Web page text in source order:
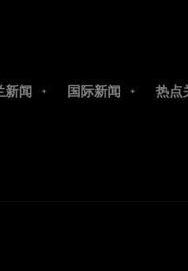
新闻 国际新闻 热点